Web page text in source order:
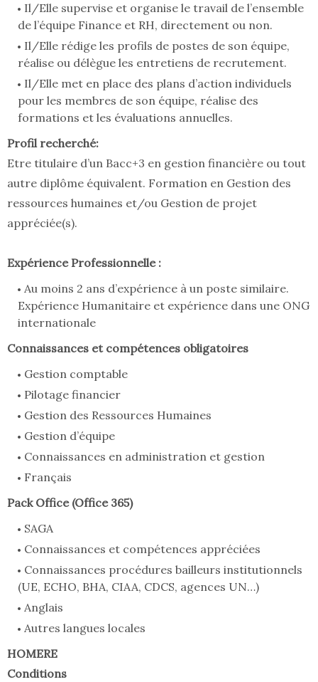
Il/Elle supervise et organise le travail de l’ensemble
de l’équipe Finance et RH, directement ou non.
Il/Elle rédige les profils de postes de son équipe,
réalise ou délègue les entretiens de recrutement.
Il/Elle met en place des plans d’action individuels
pour les membres de son équipe, réalise des
formations et les évaluations annuelles.
Profil recherché:
Etre titulaire d’un Bacc+3 en gestion financière ou tout
autre diplôme équivalent. Formation en Gestion des
ressources humaines et/ou Gestion de projet
appréciée(s).
Expérience Professionnelle :
Au moins 2 ans d’expérience à un poste similaire.
Expérience Humanitaire et expérience dans une ONG
internationale
Connaissances et compétences obligatoires
Gestion comptable
Pilotage financier
Gestion des Ressources Humaines
Gestion d’équipe
Connaissances en administration et gestion
Français
Pack Office (Office 365)
SAGA
Connaissances et compétences appréciées
Connaissances procédures bailleurs institutionnels
(UE, ECHO, BHA, CIAA, CDCS, agences UN…)
Anglais
Autres langues locales
HOMERE
Conditions